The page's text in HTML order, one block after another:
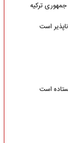
ترکیه
است
است